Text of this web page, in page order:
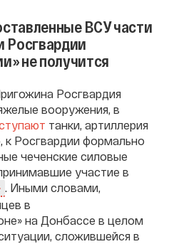
ВСУ части
Росгвардии
не получится
Росгвардия
вооружения, в
танки, артиллерия
Росгвардии формально
чеченские силовые
участие в
. Иными словами,
в
на Донбассе в целом
сложившейся в